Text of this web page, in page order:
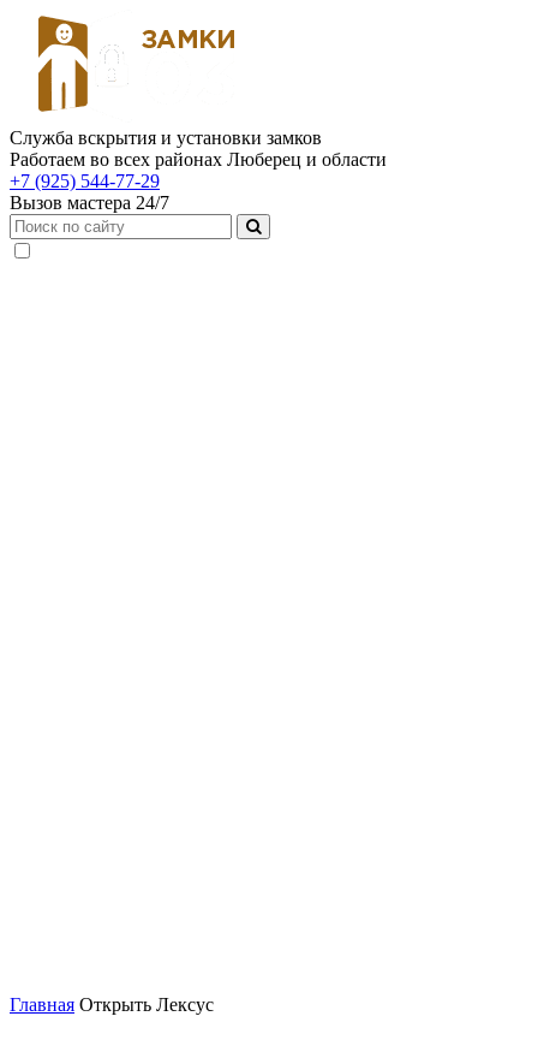
Служба вскрытия и установки замков
Работаем во всех районах Люберец и области
+7 (925) 544-77-29
Вызов мастера 24/7
Главная Открыть Лексус